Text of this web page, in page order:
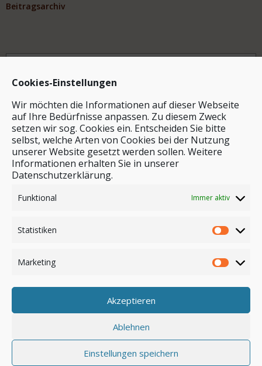
Cookies-Einstellungen
Wir möchten die Informationen auf dieser Webseite
auf Ihre Bedürfnisse anpassen. Zu diesem Zweck
setzen wir sog. Cookies ein. Entscheiden Sie bitte
selbst, welche Arten von Cookies bei der Nutzung
unserer Website gesetzt werden sollen. Weitere
Informationen erhalten Sie in unserer
Datenschutzerklärung.
Funktional Immer aktiv
Statistiken
Marketing
Akzeptieren
Ablehnen
Einstellungen speichern
Beitragsarchiv
Archiv
Stichwortsuche
Anmelden